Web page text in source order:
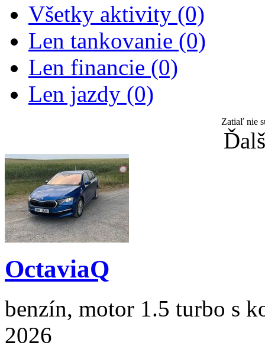
Všetky aktivity (0)
Len tankovanie (0)
Len financie (0)
Len jazdy (0)
Zatiaľ nie
OctaviaQ
benzín, motor 1.5 turbo s
2026